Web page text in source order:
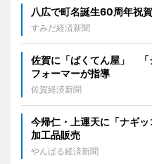
八広で町名誕生60周年祝
すみだ経済新聞
佐賀に「ばくてん屋」 「
フォーマーが指導
佐賀経済新聞
今帰仁・上運天に「ナギ
加工品販売
やんばる経済新聞